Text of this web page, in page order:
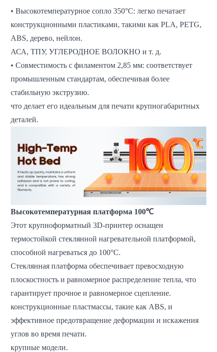
• Высокотемпературное сопло 350°C: легко печатает
конструкционными пластиками, такими как PLA, PETG,
ABS, дерево, нейлон.
АСА, ТПУ, УГЛЕРОДНОЕ ВОЛОКНО и т. д.
• Совместимость с филаментом 2,85 мм: соответствует
промышленным стандартам, обеспечивая более
стабильную экструзию.
что делает его идеальным для печати крупногабаритных
деталей.
Высокотемпературная платформа 100℃
Этот крупноформатный 3D-принтер оснащен
термостойкой стеклянной нагревательной платформой,
способной нагреваться до 100°C.
Стеклянная платформа обеспечивает превосходную
плоскостность и равномерное распределение тепла, что
гарантирует прочное и равномерное сцепление.
конструкционные пластмассы, такие как ABS, и
эффективное предотвращение деформации и искажения
углов во время печати.
крупные модели.